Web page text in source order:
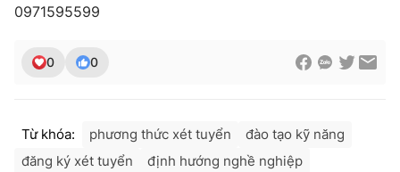
0971595599
0 0
Từ khóa: phương thức xét tuyển
đào tạo kỹ năng
đăng ký xét tuyển
định hướng nghề nghiệp